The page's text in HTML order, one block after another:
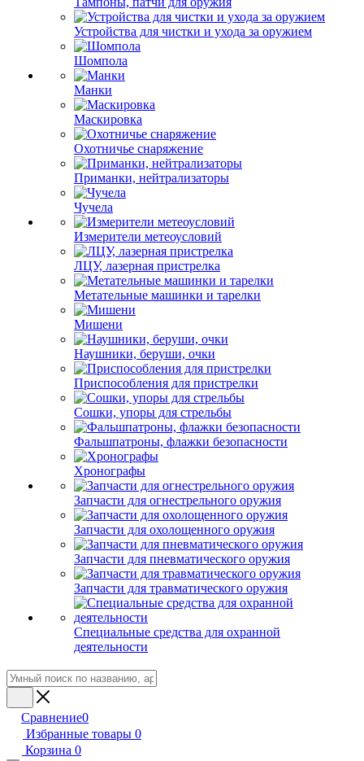
Устройства для чистки и ухода за оружием
Шомпола
Манки
Маскировка
Охотничье снаряжение
Приманки, нейтрализаторы
Чучела
Измерители метеоусловий
ЛЦУ, лазерная пристрелка
Метательные машинки и тарелки
Мишени
Наушники, беруши, очки
Приспособления для пристрелки
Сошки, упоры для стрельбы
Фальшпатроны, флажки безопасности
Хронографы
Запчасти для огнестрельного оружия
Запчасти для охолощенного оружия
Запчасти для пневматического оружия
Запчасти для травматического оружия
Специальные средства для охранной
деятельности
Сравнение0
Избранные товары 0
Корзина 0